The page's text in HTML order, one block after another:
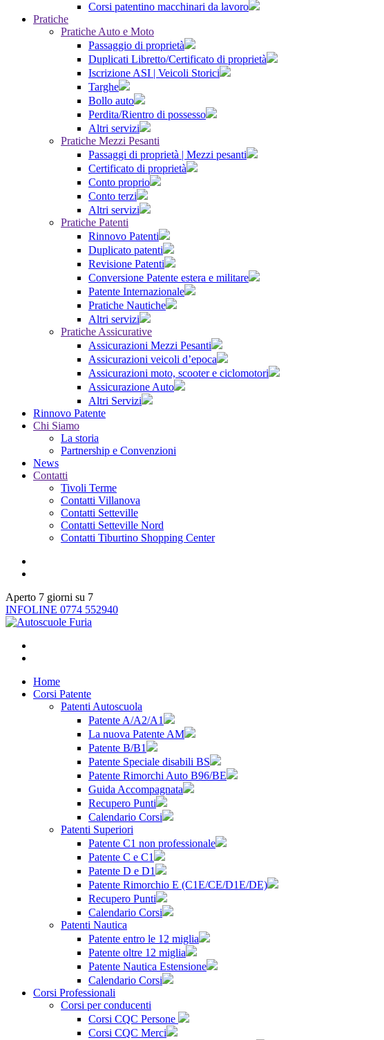
Corsi patentino macchinari da lavoro
Pratiche
Pratiche Auto e Moto
Passaggio di proprietà
Duplicati Libretto/Certificato di proprietà
Iscrizione ASI | Veicoli Storici
Targhe
Bollo auto
Perdita/Rientro di possesso
Altri servizi
Pratiche Mezzi Pesanti
Passaggi di proprietà | Mezzi pesanti
Certificato di proprietà
Conto proprio
Conto terzi
Altri servizi
Pratiche Patenti
Rinnovo Patenti
Duplicato patenti
Revisione Patenti
Conversione Patente estera e militare
Patente Internazionale
Pratiche Nautiche
Altri servizi
Pratiche Assicurative
Assicurazioni Mezzi Pesanti
Assicurazioni veicoli d’epoca
Assicurazioni moto, scooter e ciclomotori
Assicurazione Auto
Altri Servizi
Rinnovo Patente
Chi Siamo
La storia
Partnership e Convenzioni
News
Contatti
Tivoli Terme
Contatti Villanova
Contatti Setteville
Contatti Setteville Nord
Contatti Tiburtino Shopping Center
Aperto 7 giorni su 7
INFOLINE 0774 552940
Home
Corsi Patente
Patenti Autoscuola
Patente A/A2/A1
La nuova Patente AM
Patente B/B1
Patente Speciale disabili BS
Patente Rimorchi Auto B96/BE
Guida Accompagnata
Recupero Punti
Calendario Corsi
Patenti Superiori
Patente C1 non professionale
Patente C e C1
Patente D e D1
Patente Rimorchio E (C1E/CE/D1E/DE)
Recupero Punti
Calendario Corsi
Patenti Nautica
Patente entro le 12 miglia
Patente oltre 12 miglia
Patente Nautica Estensione
Calendario Corsi
Corsi Professionali
Corsi per conducenti
Corsi CQC Persone
Corsi CQC Merci